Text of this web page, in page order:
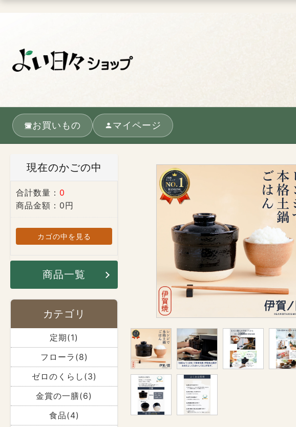
お買いもの マイページ
現在のかごの中
合計数量： 0
商品金額： 0円
カゴの中を見る
商品一覧
カテゴリ
定期(1)
フローラ(8)
ゼロのくらし(3)
金賞の一膳(6)
食品(4)